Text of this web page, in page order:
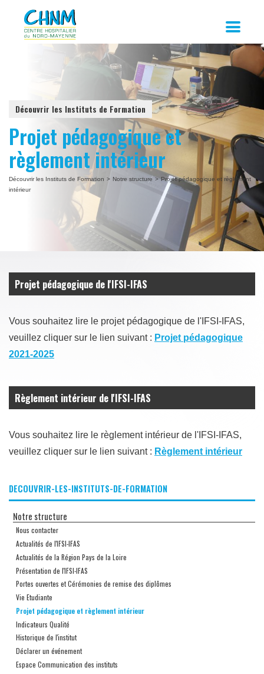
Découvrir les Instituts de Formation
Projet pédagogique et
règlement intérieur
Découvrir les Instituts de Formation > Notre structure > Projet pédagogique et règlement
intérieur
Projet pédagogique de l'IFSI-IFAS
Vous souhaitez lire le projet pédagogique de l'IFSI-IFAS,
veuillez cliquer sur le lien suivant : Projet pédagogique
2021-2025
Règlement intérieur de l'IFSI-IFAS
Vous souhaitez lire le règlement intérieur de l'IFSI-IFAS,
veuillez cliquer sur le lien suivant : Règlement intérieur
DECOUVRIR-LES-INSTITUTS-DE-FORMATION
Notre structure
Nous contacter
Actualités de l'IFSI-IFAS
Actualités de la Région Pays de la Loire
Présentation de l'IFSI-IFAS
Portes ouvertes et Cérémonies de remise des diplômes
Vie Etudiante
Projet pédagogique et règlement intérieur
Indicateurs Qualité
Historique de l'institut
Déclarer un événement
Espace Communication des instituts